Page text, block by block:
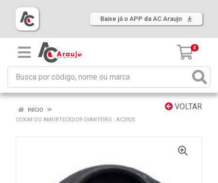
Baixe já o APP da AC Araujo
0
VOLTAR
INÍCIO
COXIM DO AMORTECEDOR DIANTEIRO : AC2925